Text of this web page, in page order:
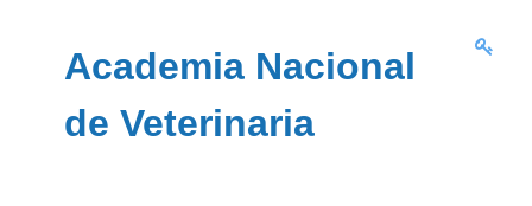
Academia Nacional
de Veterinaria